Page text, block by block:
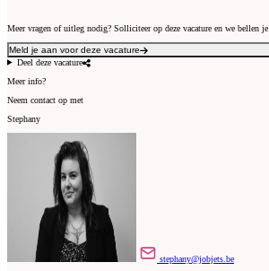
Meer vragen of uitleg nodig? Solliciteer op deze vacature en we bellen
Meld je aan voor deze vacature
Deel deze vacature
Meer info?
Neem contact op met
Stephany
stephany@jobjets.be